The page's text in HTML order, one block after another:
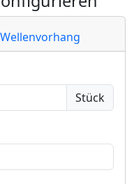
Wellenvorhang
Stück